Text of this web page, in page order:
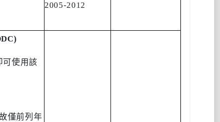
2005-2012
可使用該
僅前列年